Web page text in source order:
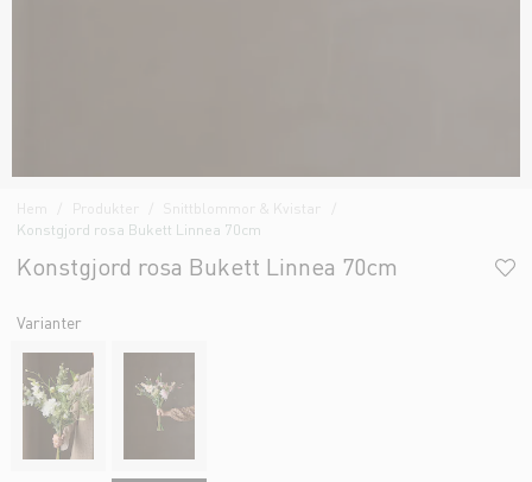
Hem Produkter
Snittblommor & Kvistar
Konstgjord rosa Bukett Linnea 70cm
Konstgjord rosa Bukett Linnea 70cm
Varianter